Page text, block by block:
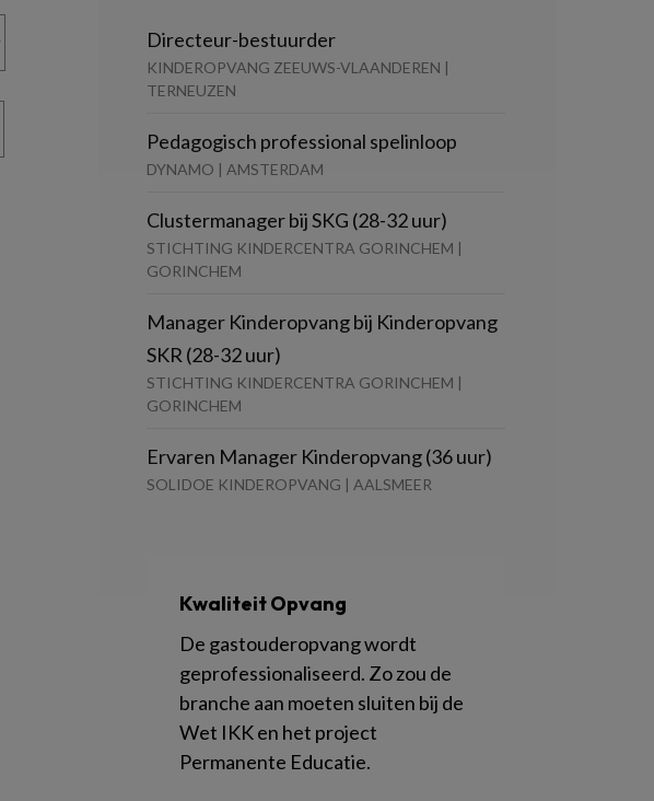
Directeur-bestuurder
KINDEROPVANG ZEEUWS-VLAANDEREN |
TERNEUZEN
Pedagogisch professional spelinloop
DYNAMO | AMSTERDAM
Clustermanager bij SKG (28-32 uur)
STICHTING KINDERCENTRA GORINCHEM |
GORINCHEM
Manager Kinderopvang bij Kinderopvang
SKR (28-32 uur)
STICHTING KINDERCENTRA GORINCHEM |
GORINCHEM
Ervaren Manager Kinderopvang (36 uur)
SOLIDOE KINDEROPVANG | AALSMEER
Kwaliteit Opvang
De gastouderopvang wordt
geprofessionaliseerd. Zo zou de
branche aan moeten sluiten bij de
Wet IKK en het project
Permanente Educatie.